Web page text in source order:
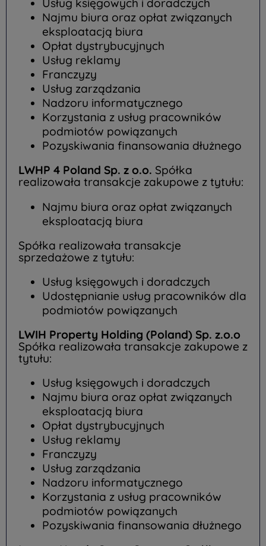
Usług księgowych i doradczych
Najmu biura oraz opłat związanych
eksploatacją biura
Opłat dystrybucyjnych
Usług reklamy
Franczyzy
Usług zarządzania
Nadzoru informatycznego
Korzystania z usług pracowników
podmiotów powiązanych
Pozyskiwania finansowania dłużnego
LWHP 4 Poland Sp. z o.o. Spółka
realizowała transakcje zakupowe z tytułu:
Najmu biura oraz opłat związanych
eksploatacją biura
Spółka realizowała transakcje
sprzedażowe z tytułu:
Usług księgowych i doradczych
Udostępnianie usług pracowników dla
podmiotów powiązanych
LWIH Property Holding (Poland) Sp. z.o.o
Spółka realizowała transakcje zakupowe z
tytułu:
Usług księgowych i doradczych
Najmu biura oraz opłat związanych
eksploatacją biura
Opłat dystrybucyjnych
Usług reklamy
Franczyzy
Usług zarządzania
Nadzoru informatycznego
Korzystania z usług pracowników
podmiotów powiązanych
Pozyskiwania finansowania dłużnego